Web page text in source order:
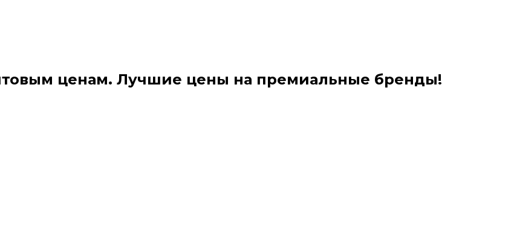
ценам. Лучшие цены на премиальные бренды!